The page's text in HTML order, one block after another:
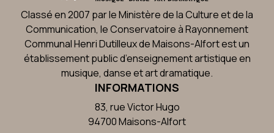
Classé en 2007 par le Ministère de la Culture et de la
Communication, le Conservatoire à Rayonnement
Communal Henri Dutilleux de Maisons-Alfort est un
établissement public d’enseignement artistique en
musique, danse et art dramatique.
INFORMATIONS
83, rue Victor Hugo
94700 Maisons-Alfort